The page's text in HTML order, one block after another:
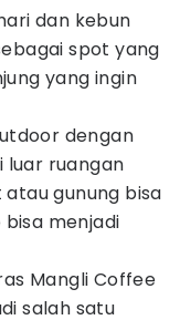
dan kebun
spot yang
yang ingin
dengan
luar ruangan
gunung bisa
menjadi
Mangli Coffee
salah satu